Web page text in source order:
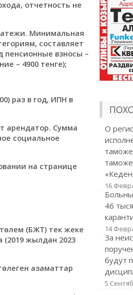
отчетность не
Минимальная
составляет
пенсионные взносы –
– 4900 тенге);
раз в год, ИПН в
арендатор. Сумма
социальное
на странице
(БЖТ) тек жеке
(2019 жылдан 2023
азаматтар
О
16
46
14
За
будут
5